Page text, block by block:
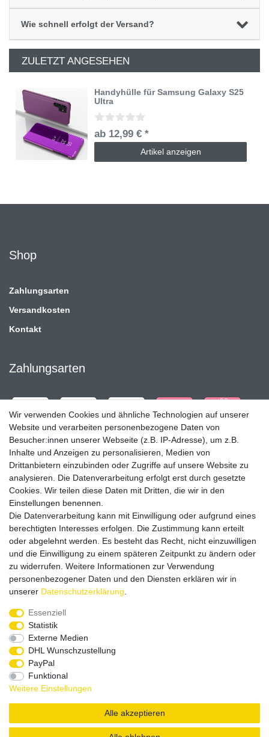
Wie schnell erfolgt der Versand?
ZULETZT ANGESEHEN
Handyhülle für Samsung Galaxy S25
Ultra
ab 12,99 € *
Artikel anzeigen
Shop
Zahlungsarten
Versandkosten
Kontakt
Zahlungsarten
Versandpartner
Service & Kontakt
Rufen Sie uns an unter:
0375 - 21459172
Widerrufsrecht | Datenschutzerklärung | AGB | Impressum
Copyright by König Design
Wir verwenden Cookies und ähnliche Technologien auf unserer
Website und verarbeiten personenbezogene Daten von
Besucher:innen unserer Webseite (z.B. IP-Adresse), um z.B.
Inhalte und Anzeigen zu personalisieren, Medien von
Drittanbietern einzubinden oder Zugriffe auf unsere Website zu
analysieren. Die Datenverarbeitung erfolgt erst durch gesetzte
Cookies. Wir teilen diese Daten mit Dritten, die wir in den
Einstellungen benennen.
Die Datenverarbeitung kann mit Einwilligung oder aufgrund eines
berechtigten Interesses erfolgen. Die Zustimmung kann erteilt
oder abgelehnt werden. Es besteht das Recht, nicht einzuwilligen
und die Einwilligung zu einem späteren Zeitpunkt zu ändern oder
zu widerrufen. Weitere Informationen zur Verwendung
personenbezogener Daten und den Diensten erklären wir in
unserer Daten­schutz­erklärung
Essenziell
Statistik
Externe Medien
DHL Wunschzustellung
PayPal
Funktional
Weitere Einstellungen
Alle akzeptieren